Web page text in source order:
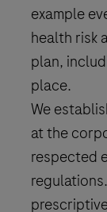
example
health risk
plan,
place.
We
at the
respected